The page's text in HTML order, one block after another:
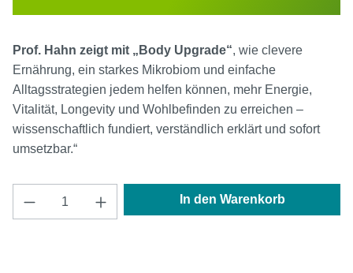
Prof. Hahn zeigt mit „Body Upgrade“, wie clevere
Ernährung, ein starkes Mikrobiom und einfache
Alltagsstrategien jedem helfen können, mehr Energie,
Vitalität, Longevity und Wohlbefinden zu erreichen –
wissenschaftlich fundiert, verständlich erklärt und sofort
umsetzbar.“
Produkt Anzahl: Gib den gewünschten
In den Warenkorb